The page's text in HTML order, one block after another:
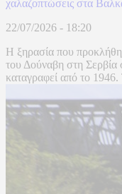
χαλαζοπτώσεις στα
22/07/2026 - 18:20
Η ξηρασία που
του Δούναβη στη Σερβία
καταγραφεί από το 1946.